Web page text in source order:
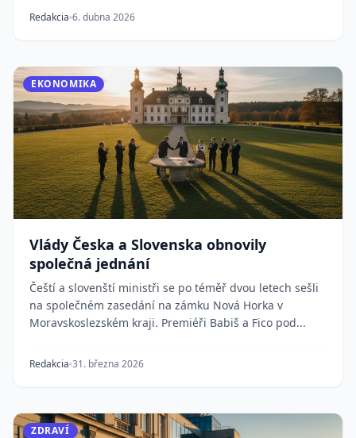
Redakcia 6. dubna 2026
EKONOMIKA
Vlády Česka a Slovenska obnovily
společná jednání
Čeští a slovenští ministři se po téměř dvou letech sešli
na společném zasedání na zámku Nová Horka v
Moravskoslezském kraji. Premiéři Babiš a Fico pod...
Redakcia 31. března 2026
ZDRAVÍ